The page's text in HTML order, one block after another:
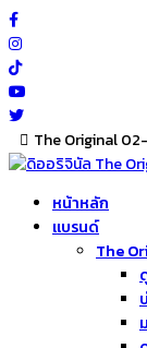
Skip
to
content
The Original
หน้าหลัก
แบรนด์
The